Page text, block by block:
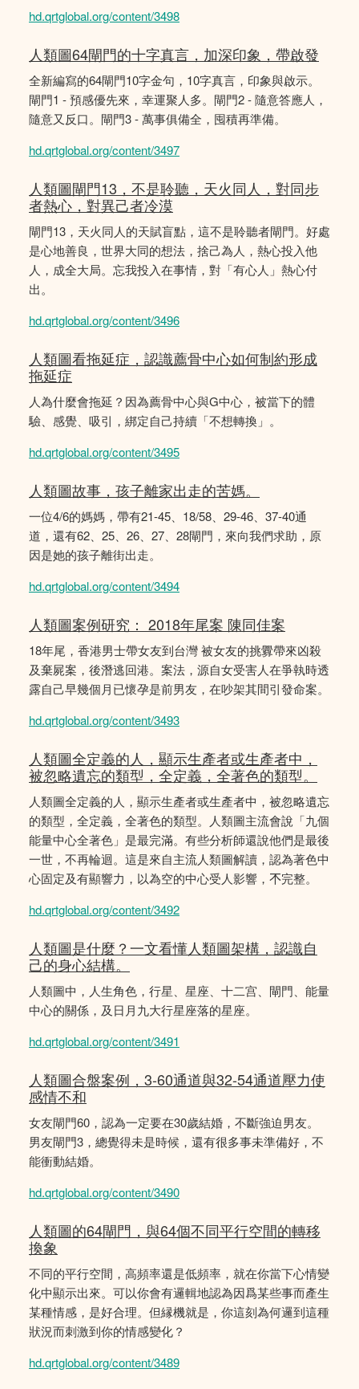
hd.qrtglobal.org/content/3498
人類圖64閘門的十字真言，加深印象，帶啟發
全新編寫的64閘門10字金句，10字真言，印象與啟示。
閘門1 - 預感優先來，幸運聚人多。閘門2 - 隨意答應人，
隨意又反口。閘門3 - 萬事俱備全，囤積再準備。
hd.qrtglobal.org/content/3497
人類圖閘門13，不是聆聽，天火同人，對同步
者熱心，對異己者冷漠
閘門13，天火同人的天賦盲點，這不是聆聽者閘門。好處
是心地善良，世界大同的想法，捨己為人，熱心投入他
人，成全大局。忘我投入在事情，對「有心人」熱心付
出。
hd.qrtglobal.org/content/3496
人類圖看拖延症，認識薦骨中心如何制約形成
拖延症
人為什麼會拖延？因為薦骨中心與G中心，被當下的體
驗、感覺、吸引，綁定自己持續「不想轉換」。
hd.qrtglobal.org/content/3495
人類圖故事，孩子離家出走的苦媽。
一位4/6的媽媽，帶有21-45、18/58、29-46、37-40通
道，還有62、25、26、27、28閘門，來向我們求助，原
因是她的孩子離街出走。
hd.qrtglobal.org/content/3494
人類圖案例研究： 2018年尾案 陳同佳案
18年尾，香港男士帶女友到台灣 被女友的挑釁帶來凶殺
及棄屍案，後潛逃回港。案法，源自女受害人在爭執時透
露自己早幾個月已懷孕是前男友，在吵架其間引發命案。
hd.qrtglobal.org/content/3493
人類圖全定義的人，顯示生產者或生產者中，
被忽略遺忘的類型，全定義，全著色的類型。
人類圖全定義的人，顯示生產者或生產者中，被忽略遺忘
的類型，全定義，全著色的類型。人類圖主流會說「九個
能量中心全著色」是最完滿。有些分析師還說他們是最後
一世，不再輪迴。這是來自主流人類圖解讀，認為著色中
心固定及有顯響力，以為空的中心受人影響，𣎴完整。
hd.qrtglobal.org/content/3492
人類圖是什麼？一文看懂人類圖架構，認識自
己的身心結構。
人類圖中，人生角色，行星、星座、十二宫、閘門、能量
中心的關係，及日月九大行星座落的星座。
hd.qrtglobal.org/content/3491
人類圖合盤案例，3-60通道與32-54通道壓力使
感情不和
女友閘門60，認為一定要在30歲結婚，不斷強迫男友。
男友閘門3，總覺得未是時候，還有很多事未準備好，不
能衝動結婚。
hd.qrtglobal.org/content/3490
人類圖的64閘門，與64個不同平行空間的轉移
換象
不同的平行空間，高頻率還是低頻率，就在你當下心情變
化中顯示出來。可以你會有邏輯地認為因爲某些事而產生
某種情感，是好合理。但縁機就是，你這刻為何邏到這種
狀況而刺激到你的情感變化？
hd.qrtglobal.org/content/3489